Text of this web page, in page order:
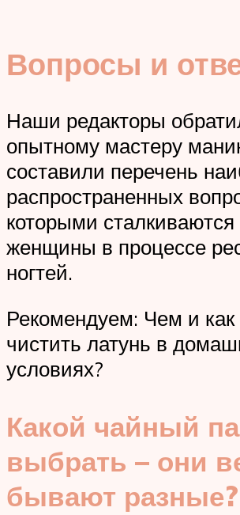
Вопросы и
Наши редакторы
опытному мастеру
составили перечень
распространенных
которыми
женщины в процессе
ногтей.
Рекомендуем: Чем и
чистить латунь в
условиях?
Какой чайный
выбрать – они
бывают разные?